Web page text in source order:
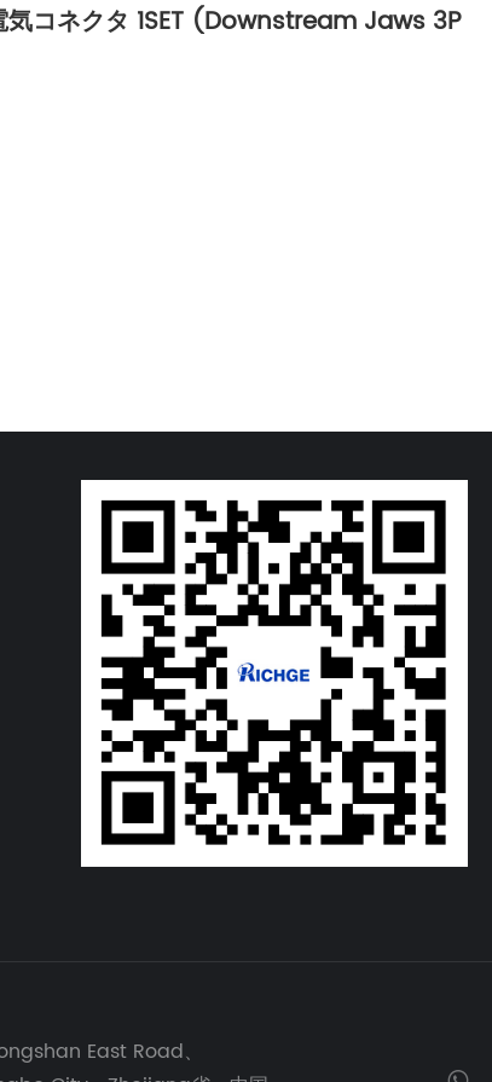
コネクタ 1SET (Downstream Jaws 3P
East Road、